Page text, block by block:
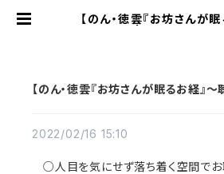
【のん・徳雲『お坊さんが
【のん・徳雲『お坊さんが眠るお経』～
2022/02/16 15:10
○人目を気にせず落ち着く空間でお